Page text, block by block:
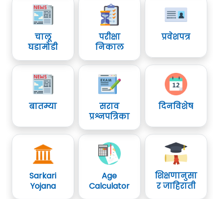
चालू
घडामोडी
परीक्षा
निकाल
प्रवेशपत्र
बातम्या
सराव
प्रश्नपत्रिका
दिनविशेष
Sarkari
Yojana
Age
Calculator
शिक्षणानुसा
र जाहिराती